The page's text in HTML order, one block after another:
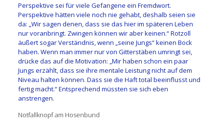
Perspektive sei für viele Gefangene ein Fremdwort.
Perspektive hätten viele noch nie gehabt, deshalb seien sie
da: „Wir sagen denen, dass sie das hier im späteren Leben
nur voranbringt. Zwingen können wir aber keinen.“ Rotzoll
äußert sogar Verständnis, wenn „seine Jungs“ keinen Bock
haben. Wenn man immer nur von Gitterstäben umringt sei,
drücke das auf die Motivation: „Mir haben schon ein paar
Jungs erzählt, dass sie ihre mentale Leistung nicht auf dem
Niveau halten können. Dass sie die Haft total beeinflusst und
fertig macht.“ Entsprechend müssten sie sich eben
anstrengen.
Notfallknopf am Hosenbund